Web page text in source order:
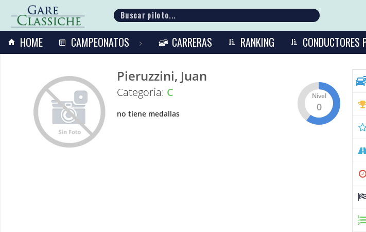
HOME CAMPEONATOS CARRERAS RANKING CONDUCTORES
Pieruzzini, Juan
Categoría: C
no tiene medallas
Nivel
0